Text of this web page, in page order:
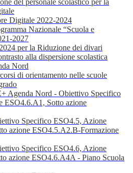
del personale scolastico per la
Digitale 2022-2024
Nazionale “Scuola e
2027
per la Riduzione dei divari
alla dispersione scolastica
Nord
di orientamento nelle scuole
Agenda Nord - Obiettivo Specifico
ESO4.6.A1, Sotto azione
Specifico ESO4.5, Azione
azione ESO4.5.A2.B-Formazione
Specifico ESO4.6, Azione
azione ESO4.6.A4A - Piano Scuola